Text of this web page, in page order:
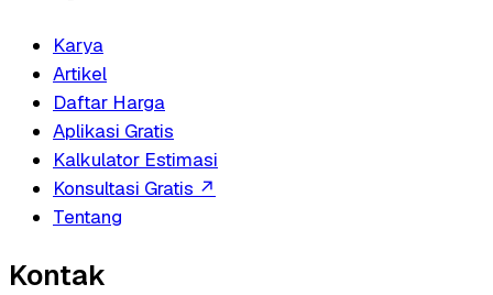
Karya
Artikel
Daftar Harga
Aplikasi Gratis
Kalkulator Estimasi
Konsultasi Gratis ↗
Tentang
Kontak